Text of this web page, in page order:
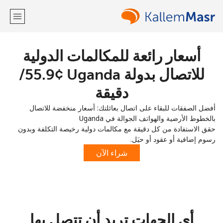
مرحبا!
لديك حساب بالفعل؟ تسجيل الدخول ←
التسجيل باستخدام
أسعار رائعة للمكالمات الدولية
للاتصال بدولة Uganda ⁦55.9¢⁩/
دقيقة
أفضل الصفقات للبقاء على اتصال بعائلتك: أسعار منخفضة للاتصال
بالخطوط الأرضية والهواتف الجوالة في Uganda
حقق الاستفادة من كل دقيقة مع مكالمات دولية رخيصة التكلفة وبدون
رسوم إضافية أو عقود أو حيَل.
شراء الآن